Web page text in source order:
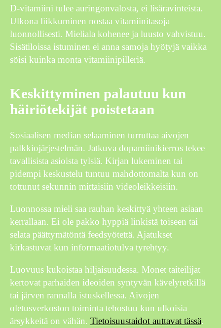
D-vitamiini tulee auringonvalosta, ei lisäravinteista.
Ulkona liikkuminen nostaa vitamiinitasoja
luonnollisesti. Mieliala kohenee ja luusto vahvistuu.
Sisätiloissa istuminen ei anna samoja hyötyjä vaikka
söisi kuinka monta vitamiinipilleriä.
Keskittyminen palautuu kun
häiriötekijät poistetaan
Sosiaalisen median selaaminen turruttaa aivojen
palkkiojärjestelmän. Jatkuva dopamiinikierros tekee
tavallisista asioista tylsiä. Kirjan lukeminen tai
pidempi keskustelu tuntuu mahdottomalta kun on
tottunut sekunnin mittaisiin videoleikkeisiin.
Luonnossa mieli saa rauhan keskittyä yhteen asiaan
kerrallaan. Ei ole pakko hyppiä linkistä toiseen tai
selata päättymätöntä feedsyötettä. Ajatukset
kirkastuvat kun informaatiotulva tyrehtyy.
Luovuus kukoistaa hiljaisuudessa. Monet taiteilijat
kertovat parhaiden ideoiden syntyvän kävelyretkillä
tai järven rannalla istuskellessa. Aivojen
oletusverkoston toiminta tehostuu kun ulkoisia
ärsykkeitä on vähän. Tietoisuustaidot auttavat tässä.